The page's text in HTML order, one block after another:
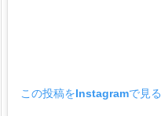
この投稿をInstagramで見る